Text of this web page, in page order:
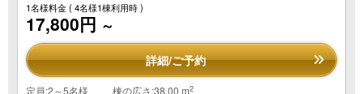
1名様料金( 4名様1棟利用時 )
17,800円 ～
詳細/ご予約
定員:2～5名様 棟の広さ:38.00 m2